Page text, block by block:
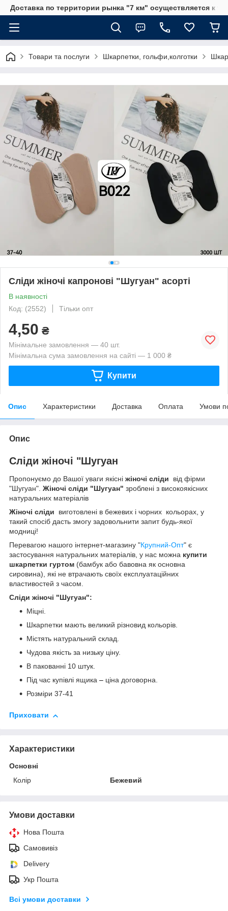
Доставка по территории рынка "7 км" осуществляется к
Товари та послуги Шкарпетки, гольфи,колготки
Сліди жіночі капронові "Шугуан" асорті
В наявності
Код: (2552)
Тільки опт
4,50 ₴
Мінімальне замовлення — 40 шт.
Мінімальна сума замовлення на сайті — 1 000 ₴
Купити
Опис Характеристики Доставка Оплата Умови
Опис
Сліди жіночі "Шугуан
Пропонуємо до Вашої уваги якісні жіночі сліди
від фірми
"Шугуан". Жіночі сліди "Шугуан" зроблені з високоякісних
натуральних матеріалів
Жіночі сліди
виготовлені в бежевих і чорних кольорах, у
такий спосіб дасть змогу задовольнити запит будь-якої
модниці!
Перевагою нашого інтернет-магазину "Крупний-Опт" є
застосування натуральних матеріалів, у нас можна купити
шкарпетки гуртом (бамбук або бавовна як основна
сировина), які не втрачають своїх експлуатаційних
властивостей з часом.
Сліди жіночі "Шугуан":
Міцні.
Шкарпетки мають великий різновид кольорів.
Містять натуральний склад.
Чудова якість за низьку ціну.
В пакованні 10 штук.
Під час купівлі ящика – ціна договорна.
Розміри 37-41
Приховати
Характеристики
Основні
Колір
Бежевий
Умови доставки
Нова Пошта
Самовивіз
Delivery
Укр Пошта
Всі умови доставки